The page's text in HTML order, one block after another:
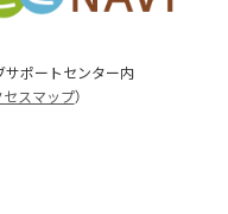
ポートセンター内
セスマップ）